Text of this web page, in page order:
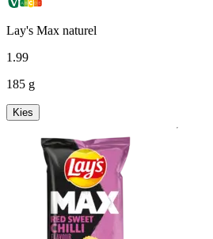
Lay's Max naturel
1 .99
185 g
Kies